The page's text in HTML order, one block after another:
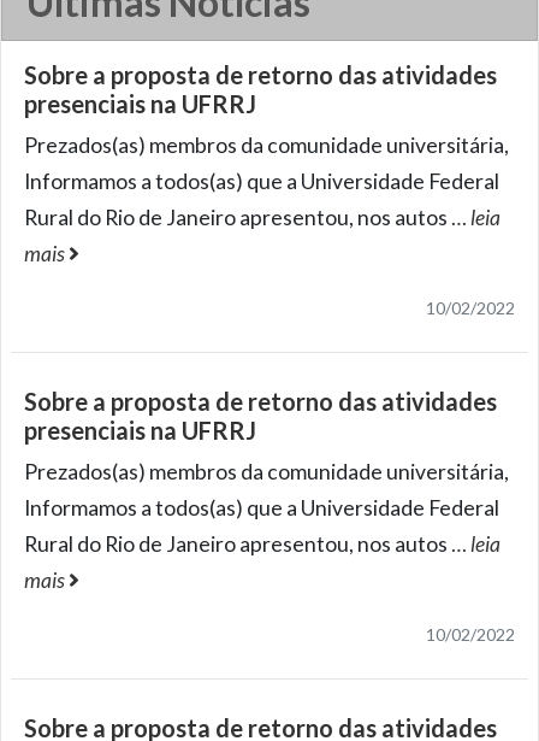
Sobre a proposta de retorno das atividades
presenciais na UFRRJ
Prezados(as) membros da comunidade universitária,
Informamos a todos(as) que a Universidade Federal
Rural do Rio de Janeiro apresentou, nos autos … leia
mais
10/02/2022
Sobre a proposta de retorno das atividades
presenciais na UFRRJ
Prezados(as) membros da comunidade universitária,
Informamos a todos(as) que a Universidade Federal
Rural do Rio de Janeiro apresentou, nos autos … leia
mais
10/02/2022
Sobre a proposta de retorno das atividades